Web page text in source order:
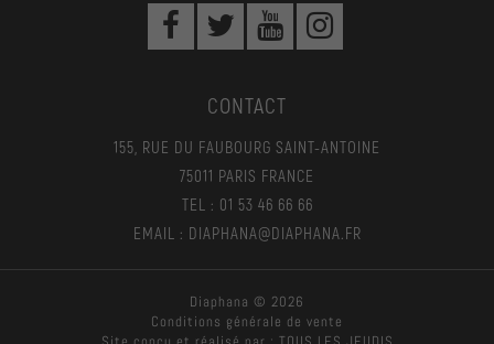
CONTACT
155, RUE DU FAUBOURG SAINT-ANTOINE
75011 PARIS FRANCE
TEL : 01 53 46 66 66
EMAIL : DIAPHANA@DIAPHANA.FR
Diaphana © 2026
Conditions générale de vente